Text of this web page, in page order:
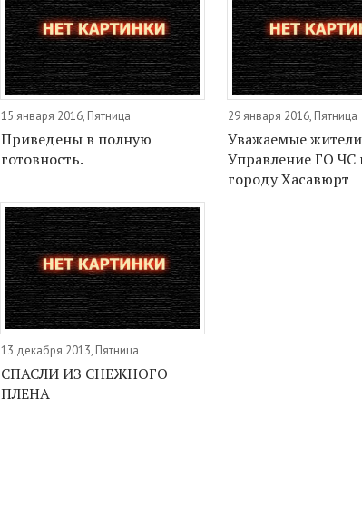
15 января 2016, Пятница
Приведены в полную
готовность.
29 января 2016, Пятница
Уважаемые
Управление ГО ЧС
городу Хасавюрт
13 декабря 2013, Пятница
СПАСЛИ ИЗ СНЕЖНОГО
ПЛЕНА